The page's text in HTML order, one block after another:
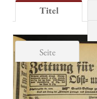
Titel
Seite